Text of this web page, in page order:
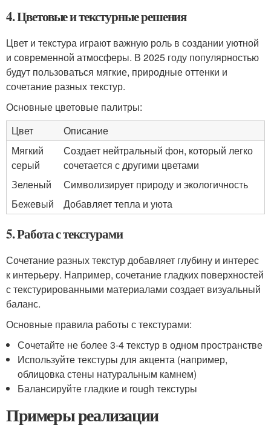
4. Цветовые и текстурные решения
Цвет и текстура играют важную роль в создании уютной
и современной атмосферы. В 2025 году популярностью
будут пользоваться мягкие, природные оттенки и
сочетание разных текстур.
Основные цветовые палитры:
Цвет
Описание
Мягкий
серый
Создает нейтральный фон, который легко
сочетается с другими цветами
Зеленый
Символизирует природу и экологичность
Бежевый
Добавляет тепла и уюта
5. Работа с текстурами
Сочетание разных текстур добавляет глубину и интерес
к интерьеру. Например, сочетание гладких поверхностей
с текстурированными материалами создает визуальный
баланс.
Основные правила работы с текстурами:
Сочетайте не более 3-4 текстур в одном пространстве
Используйте текстуры для акцента (например,
облицовка стены натуральным камнем)
Балансируйте гладкие и rough текстуры
Примеры реализации